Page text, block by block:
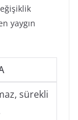
yaygın
sürekli